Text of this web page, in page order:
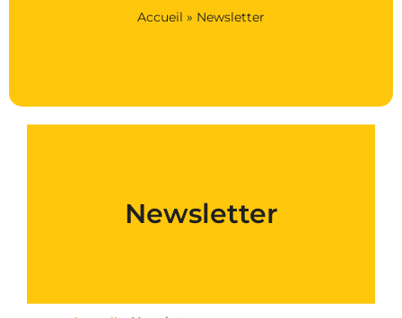
Accueil » Newsletter
Newsletter